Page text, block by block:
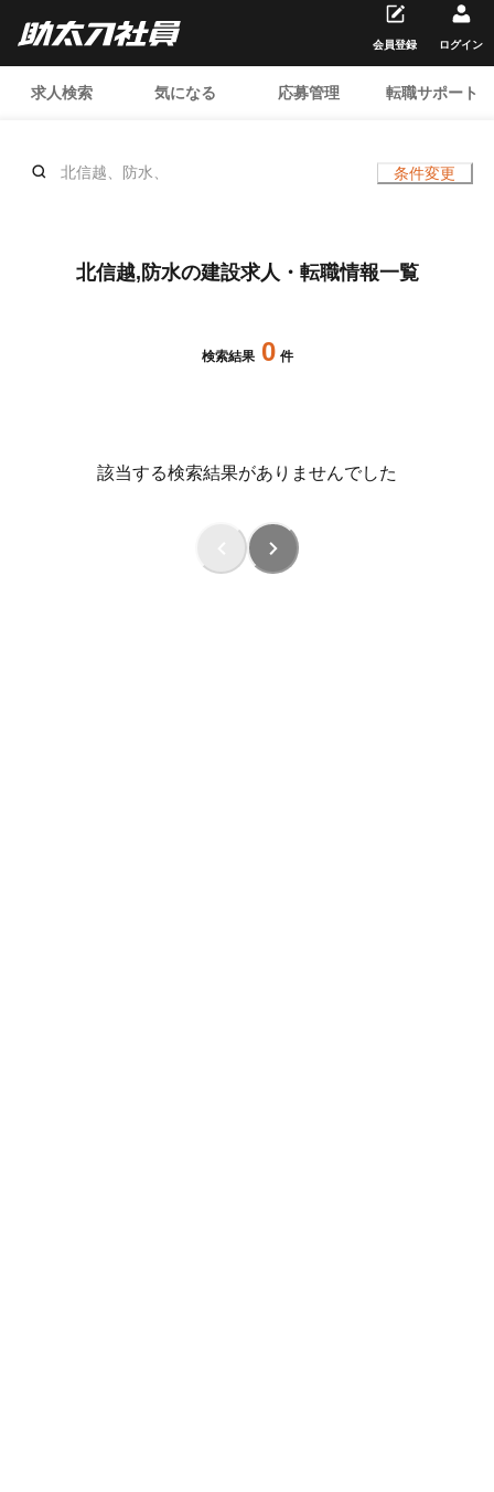
求人検索 気になる 応募管理 転職サポート
会員登録 ログイン
北信越、防水、 条件変更
北信越,防水の建設求人・転職情報一覧
検索結果 0 件
該当する検索結果がありませんでした